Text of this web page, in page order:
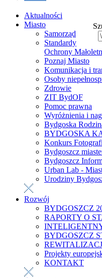
Aktualności
Miasto
Samorząd
Standardy
Ochrony
Poznaj Miasto
Komunikacja i
Osoby
Zdrowie
ZIT BydOF
Pomoc prawna
Wyróżnienia i
Bydgoska
BYDGOSKA
Konkurs
Bydgoszcz
Bydgoszcz
Urban Lab -
Urodziny
Rozwój
BYDGOSZCZ
RAPORTY O
BYDGOSZCZ
Projekty
KONTAKT